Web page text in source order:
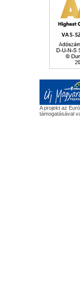
A projekt az
támogatásával